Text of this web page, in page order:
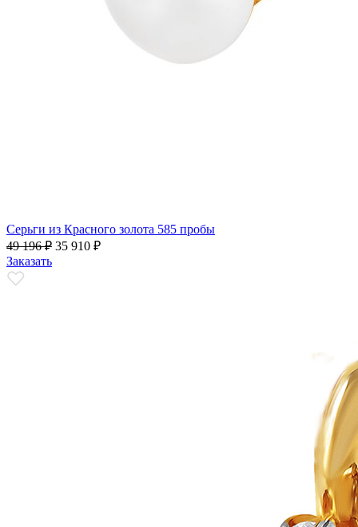
Серьги из Красного золота 585 пробы
49 196 ₽ 35 910 ₽
Заказать